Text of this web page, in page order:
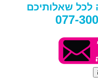
לכל שאלותיכם
077-